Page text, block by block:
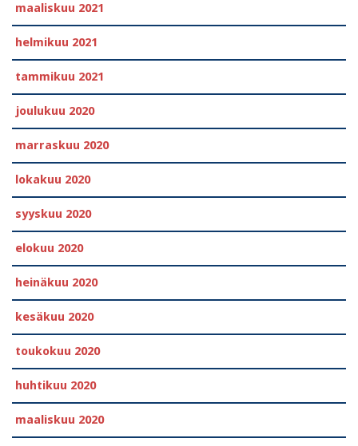
maaliskuu 2021
helmikuu 2021
tammikuu 2021
joulukuu 2020
marraskuu 2020
lokakuu 2020
syyskuu 2020
elokuu 2020
heinäkuu 2020
kesäkuu 2020
toukokuu 2020
huhtikuu 2020
maaliskuu 2020